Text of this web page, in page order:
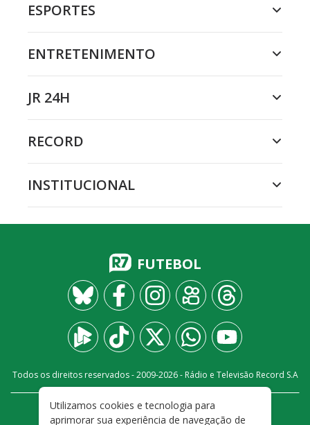
ESPORTES
ENTRETENIMENTO
JR 24H
RECORD
INSTITUCIONAL
FUTEBOL
Todos os direitos reservados - 2009-2026- Rádio e Televisão Record S.A
FALE CONOSCO
PRIVACIDADE
Utilizamos cookies e tecnologia para
aprimorar sua experiência de navegação de